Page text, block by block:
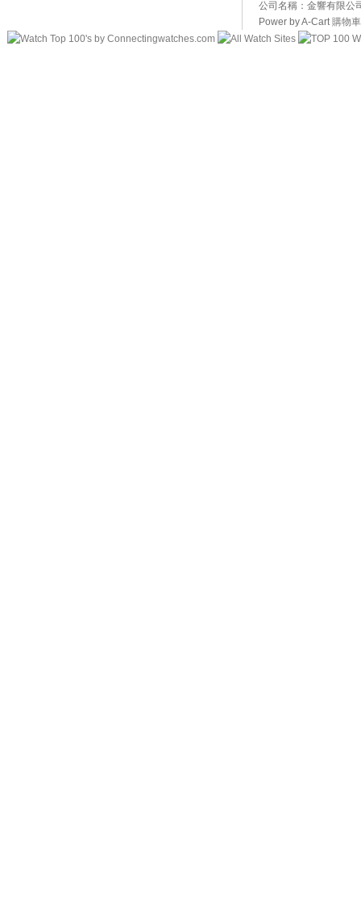
公司名稱：金響有限公
Power by A-Cart購物車